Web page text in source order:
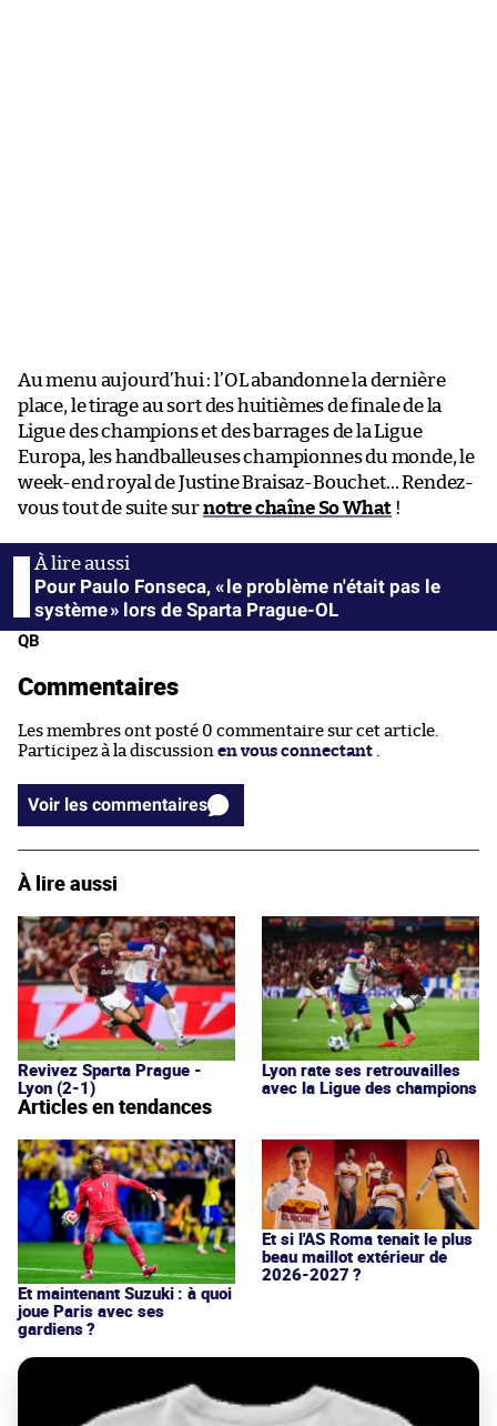
Au menu aujourd’hui : l’OL abandonne la dernière
place, le tirage au sort des huitièmes de finale de la
Ligue des champions et des barrages de la Ligue
Europa, les handballeuses championnes du monde, le
week-end royal de Justine Braisaz-Bouchet… Rendez-
vous tout de suite surnotre chaîne So What !
Pour Paulo Fonseca, « le problème n'était pas le
système » lors de Sparta Prague-OL
QB
Commentaires
Les membres ont posté 0 commentaire sur cet article.
Participez à la discussion en vous connectant
Voir les commentaires
À lire aussi
Revivez Sparta Prague -
Lyon (2-1)
Lyon rate ses retrouvailles
avec la Ligue des champions
Articles en tendances
Et maintenant Suzuki : à quoi
joue Paris avec ses
gardiens ?
Et si l'AS Roma tenait le plus
beau maillot extérieur de
2026-2027 ?